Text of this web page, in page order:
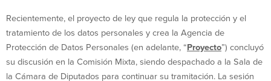
Recientemente, el proyecto de ley que regula la protección y el
tratamiento de los datos personales y crea la Agencia de
Protección de Datos Personales (en adelante, “Proyecto”) concluyó
su discusión en la Comisión Mixta, siendo despachado a la Sala de
la Cámara de Diputados para continuar su tramitación. La sesión